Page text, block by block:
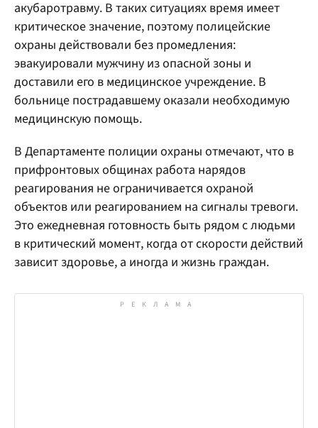
акубаротравму. В таких ситуациях время имеет
критическое значение, поэтому полицейские
охраны действовали без промедления:
эвакуировали мужчину из опасной зоны и
доставили его в медицинское учреждение. В
больнице пострадавшему оказали необходимую
медицинскую помощь.
В Департаменте полиции охраны отмечают, что в
прифронтовых общинах работа нарядов
реагирования не ограничивается охраной
объектов или реагированием на сигналы тревоги.
Это ежедневная готовность быть рядом с людьми
в критический момент, когда от скорости действий
зависит здоровье, а иногда и жизнь граждан.